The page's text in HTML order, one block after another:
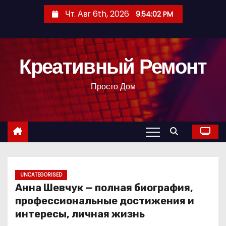
с
Чт. Авг 6th, 2026 9:54:03 PM
Креативный Ремонт
Просто Дом
UNCATEGORISED
Анна Шевчук — полная биография,
профессиональные достижения и
интересы, личная жизнь